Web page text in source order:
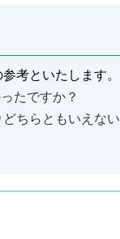
考といたします。
たですか？
どちらともいえない